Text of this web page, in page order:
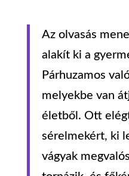
Az olvasás
alakít ki a
Párhuzamos
melyekbe van
életből. Ott
sérelmekért, ki
vágyak